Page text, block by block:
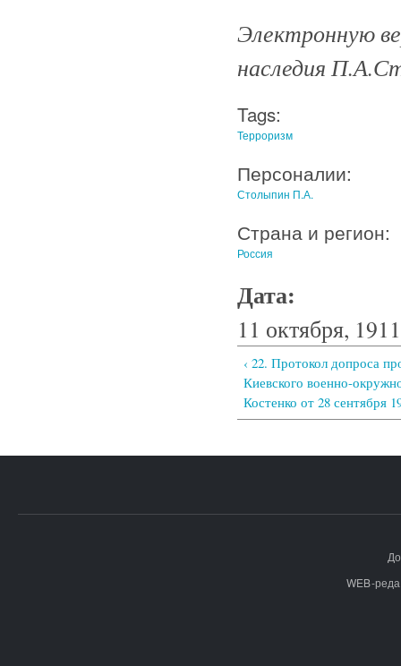
Электронную
наследия
Tags:
Терроризм
Персоналии:
Столыпин П.А.
Страна и регион:
Россия
Дата:
11 октября,
‹ 22. Протокол допроса
Киевского военно-
Костенко от 28 сентября
WEB-